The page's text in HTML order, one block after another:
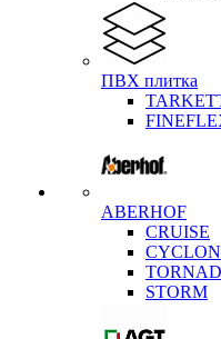
ПВХ плитка
ABERHOF
CRUISE
STORM